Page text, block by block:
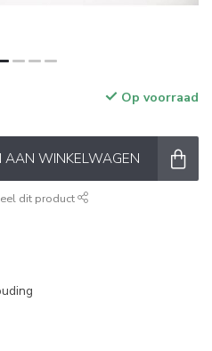
Op voorraad
AAN WINKELWAGEN
dit product